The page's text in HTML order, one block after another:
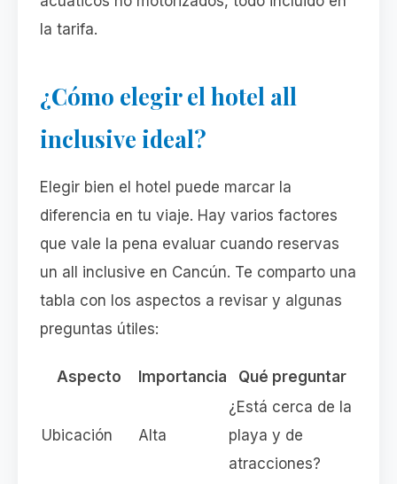
la tarifa.
¿Cómo elegir el hotel all
inclusive ideal?
Elegir bien el hotel puede marcar la
diferencia en tu viaje. Hay varios factores
que vale la pena evaluar cuando reservas
un all inclusive en Cancún. Te comparto una
tabla con los aspectos a revisar y algunas
preguntas útiles:
Aspecto Importancia Qué preguntar
Ubicación Alta
¿Está cerca de la
playa y de
atracciones?